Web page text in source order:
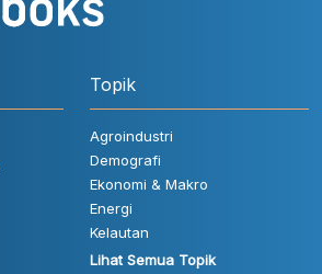
Topik
Agroindustri
Demografi
Ekonomi & Makro
Energi
Kelautan
Lihat Semua Topik